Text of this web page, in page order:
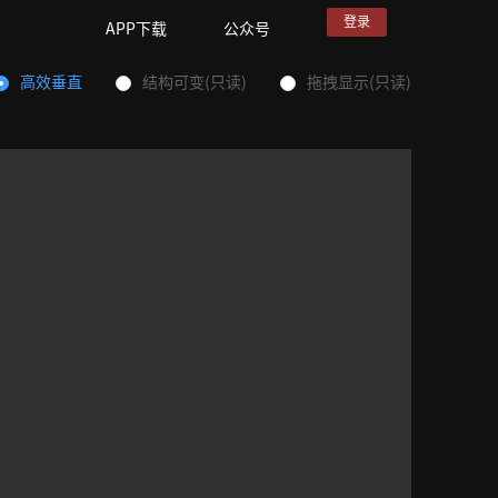
APP下载 公众号 登录
高效垂直 结构可变(只读) 拖拽显示(只读)